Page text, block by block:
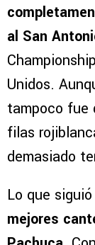
al San
Unidos.
tampoco fue
filas
demasiado
Lo que
mejores